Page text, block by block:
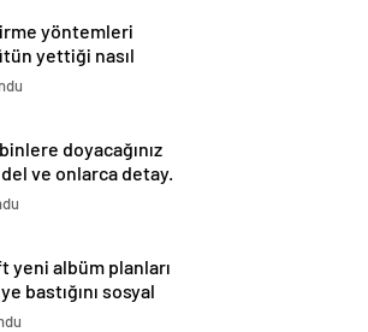
yöntemleri
yettiği nasıl
doyacağınız
ve onlarca detay.
yeni albüm planları
bastığını sosyal